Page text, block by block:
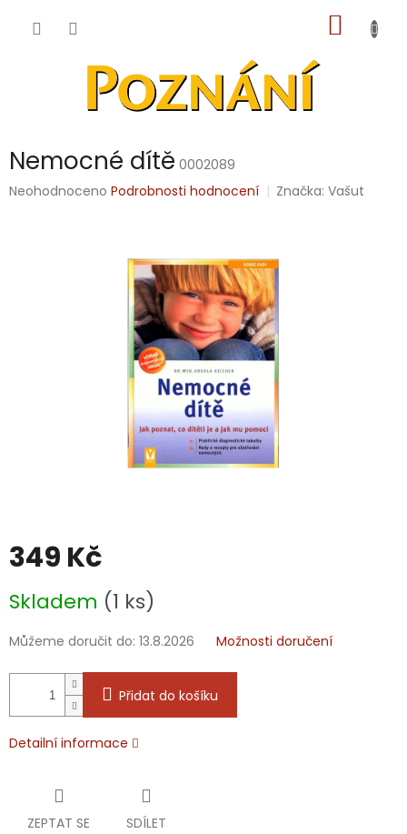
KOŠÍK
Nemocné dítě 0002089
Průměrné
Neohodnoceno Podrobnosti hodnocení Značka:Vašut
349 Kč
cena:
Skladem (1 ks)
Můžeme doručit do: 13.8.2026 Možnosti doručení
Přidat do košíku
Detailní informace
ZEPTAT SE SDÍLET